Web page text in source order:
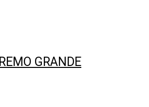
REMO GRANDE